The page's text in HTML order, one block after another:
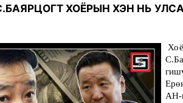
ХОЁРЫН ХЭН НЬ
АН-